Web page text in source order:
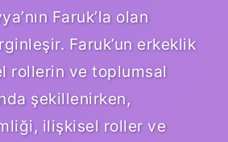
Faruk’la olan
Faruk’un erkeklik
rollerin ve toplumsal
şekillenirken,
ilişkisel roller ve